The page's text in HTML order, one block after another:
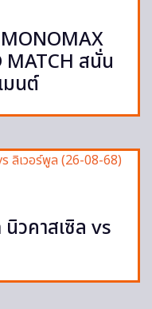
MATCH สนั่น
มนต์
วคาสเซิล vs